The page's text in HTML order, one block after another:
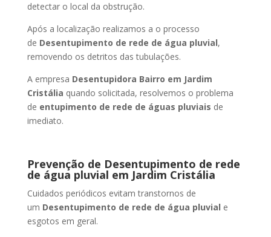
detectar o local da obstrução.
Após a localização realizamos a o processo
de Desentupimento de rede de água pluvial,
removendo os detritos das tubulações.
A empresa Desentupidora Bairro em Jardim
Cristália quando solicitada, resolvemos o problema
de entupimento de rede de águas pluviais de
imediato.
Prevenção de Desentupimento de rede
de água pluvial em Jardim Cristália
Cuidados periódicos evitam transtornos de
um Desentupimento de rede de água pluvial e
esgotos em geral.